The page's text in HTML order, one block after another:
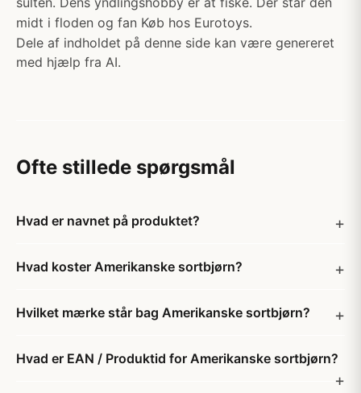
midt i floden og fan Køb hos Eurotoys.
Dele af indholdet på denne side kan være genereret
med hjælp fra AI.
Ofte stillede spørgsmål
Hvad er navnet på produktet?
Hvad koster Amerikanske sortbjørn?
Hvilket mærke står bag Amerikanske sortbjørn?
Hvad er EAN / Produktid for Amerikanske sortbjørn?